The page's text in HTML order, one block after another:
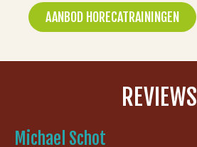
AANBOD HORECATRAININGEN
REVIEWS
Michael Schot